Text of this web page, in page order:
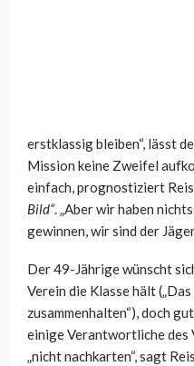
erstklassig bleiben“, lässt
Mission keine Zweifel
einfach, prognostiziert
Bild“. „Aber wir haben
gewinnen, wir sind der
Der 49-Jährige wünscht
Verein die Klasse hält
zusammenhalten“), doch
einige Verantwortliche des
„nicht nachkarten“, sagt